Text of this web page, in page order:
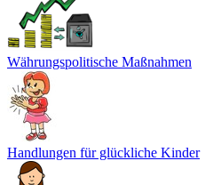
Währungspolitische Maßnahmen
Handlungen für glückliche Kinder